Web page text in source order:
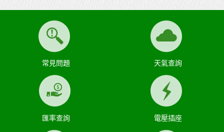
常見問題 天氣查詢
匯率查詢 電壓插座